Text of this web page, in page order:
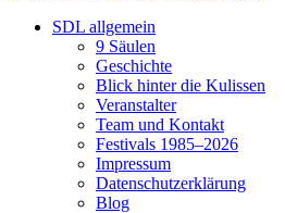
SDL allgemein
9 Säulen
Geschichte
Blick hinter die Kulissen
Veranstalter
Team und Kontakt
Festivals 1985–2026
Impressum
Datenschutzerklärung
Blog